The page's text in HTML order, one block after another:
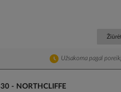
Užsakoma pagal poreikį
- NORTHCLIFFE